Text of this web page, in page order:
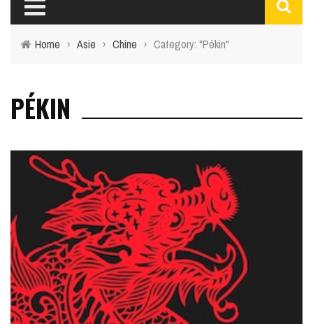
Home › Asie › Chine › Category: "Pékin"
PÉKIN